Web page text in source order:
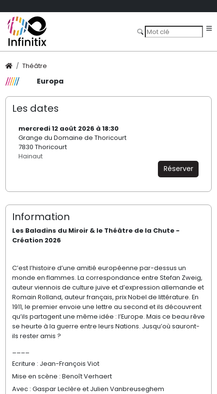
Théâtre
Europa
Les dates
mercredi 12 août 2026 à 18:30
Grange du Domaine de Thoricourt
7830 Thoricourt
Hainaut
Réserver
Information
Les Baladins du Miroir & le Théâtre de la Chute -
Création 2026
C’est l’histoire d’une amitié européenne par-dessus un
monde en flammes. La correspondance entre Stefan Zweig,
auteur viennois de culture juive et d’expression allemande et
Romain Rolland, auteur français, prix Nobel de littérature. En
1911, le premier envoie une lettre au second et ils découvrent
qu’ils partagent une même idée : l’Europe. Mais ce beau rêve
se heurte à la guerre entre leurs Nations. Jusqu’où sauront-
ils rester amis ?
Ecriture : Jean-François Viot
Mise en scène : Benoît Verhaert
Avec : Gaspar Leclère et Julien Vanbreuseghem